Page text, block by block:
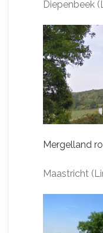
Diepenbeek
Mergelland
Maastricht